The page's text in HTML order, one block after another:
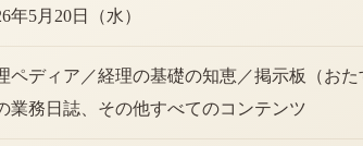
年5月20日（水）
ペディア／経理の基礎の知恵／掲示板（お
業務日誌、その他すべてのコンテンツ